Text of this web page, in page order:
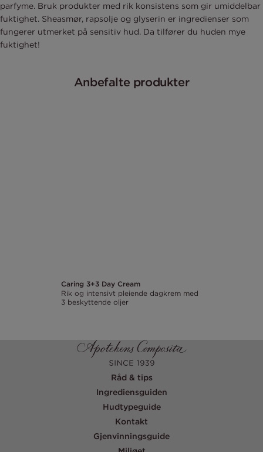
parfyme. Bruk produkter med rik konsistens som gir umiddelbar
fuktighet. Sheasmør, rapsolje og glyserin er ingredienser som
fungerer utmerket på sensitiv hud. Da tilfører du huden mye
fuktighet!
Anbefalte produkter
Caring 3+3 Day Cream
Rik og intensivt pleiende dagkrem med
3 beskyttende oljer
Råd & tips
Ingrediensguiden
Hudtypeguide
Kontakt
Gjenvinningsguide